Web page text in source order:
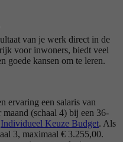
van je werk direct in de
voor inwoners, biedt veel
goede kansen om te leren.
ervaring een salaris van
(schaal 4) bij een 36-
Individueel Keuze Budget. Als
3, maximaal € 3.255,00.